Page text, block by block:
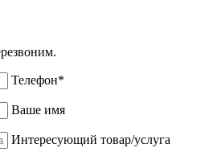
Телефон*
Ваше имя
Интересующий товар/услуга